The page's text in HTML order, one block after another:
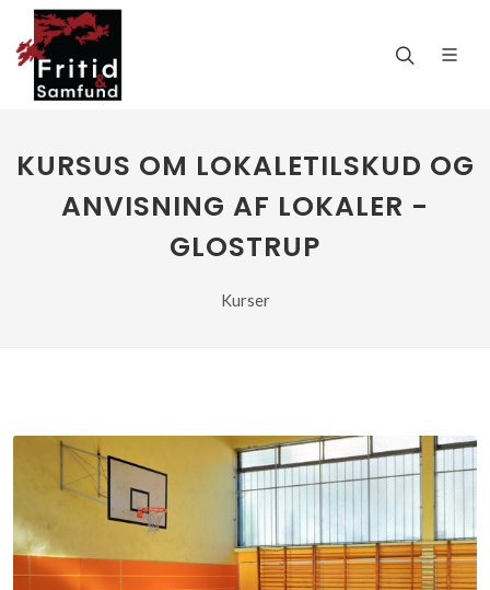
KURSUS OM LOKALETILSKUD OG
ANVISNING AF LOKALER -
GLOSTRUP
Kurser